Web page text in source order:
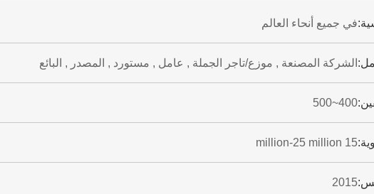
في جميع أنحاء العالم
الشركة المصنعة , موزع/تاجر الجملة , عامل , مستورد , المصدر , البائع
400~500
15 million-25 million
2015